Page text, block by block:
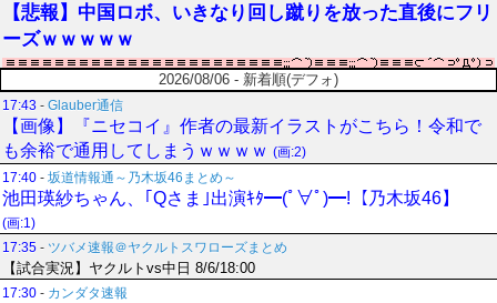
【悲報】中国ロボ、いきなり回し蹴りを放った直後にフリ
ーズｗｗｗｗｗ
2026/08/06 - 新着順(デフォ)
17:43 - Glauber通信
【画像】『ニセコイ』作者の最新イラストがこちら！令和で
も余裕で通用してしまうｗｗｗｗ (画:2)
17:40 - 坂道情報通～乃木坂46まとめ～
池田瑛紗ちゃん、｢Qさま｣出演ｷﾀ━(ﾟ∀ﾟ)━!【乃木坂46】
(画:1)
17:35 - ツバメ速報＠ヤクルトスワローズまとめ
【試合実況】ヤクルトvs中日 8/6/18:00
17:30 - カンダタ速報